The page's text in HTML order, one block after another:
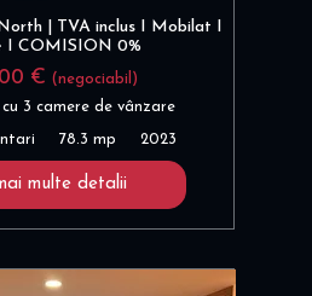
| TVA inclus I Mobilat I
I COMISION 0%
€ (negociabil)
3 camere de vânzare
78.3 mp 2023
multe detalii